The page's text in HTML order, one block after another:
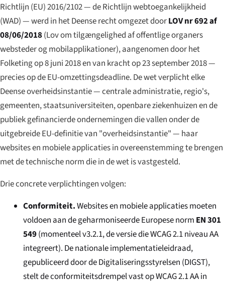
Richtlijn (EU) 2016/2102 — de Richtlijn webtoegankelijkheid
(WAD) — werd in het Deense recht omgezet doorLOV nr 692 af
08/06/2018(Lov om tilgængelighed af offentlige organers
websteder og mobilapplikationer), aangenomen door het
Folketing op 8 juni 2018 en van kracht op 23 september 2018 —
precies op de EU-omzettingsdeadline. De wet verplicht elke
Deense overheidsinstantie — centrale administratie, regio's,
gemeenten, staatsuniversiteiten, openbare ziekenhuizen en de
publiek gefinancierde ondernemingen die vallen onder de
uitgebreide EU-definitie van "overheidsinstantie" — haar
websites en mobiele applicaties in overeenstemming te brengen
met de technische norm die in de wet is vastgesteld.
Drie concrete verplichtingen volgen:
Conformiteit.Websites en mobiele applicaties moeten
voldoen aan de geharmoniseerde Europese norm EN 301
549(momenteel v3.2.1, de versie die WCAG 2.1 niveau AA
integreert). De nationale implementatieleidraad,
gepubliceerd door de Digitaliseringsstyrelsen (DIGST),
stelt de conformiteitsdrempel vast op WCAG 2.1 AA in